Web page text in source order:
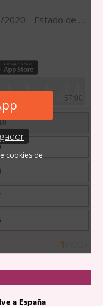
a España